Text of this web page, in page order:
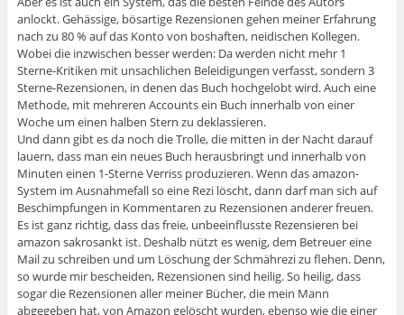
anlockt. Gehässige, bösartige Rezensionen gehen meiner Erfahrung
nach zu 80 % auf das Konto von boshaften, neidischen Kollegen.
Wobei die inzwischen besser werden: Da werden nicht mehr 1
Sterne-Kritiken mit unsachlichen Beleidigungen verfasst, sondern 3
Sterne-Rezensionen, in denen das Buch hochgelobt wird. Auch eine
Methode, mit mehreren Accounts ein Buch innerhalb von einer
Woche um einen halben Stern zu deklassieren.
Und dann gibt es da noch die Trolle, die mitten in der Nacht darauf
lauern, dass man ein neues Buch herausbringt und innerhalb von
Minuten einen 1-Sterne Verriss produzieren. Wenn das amazon-
System im Ausnahmefall so eine Rezi löscht, dann darf man sich auf
Beschimpfungen in Kommentaren zu Rezensionen anderer freuen.
Es ist ganz richtig, dass das freie, unbeeinflusste Rezensieren bei
amazon sakrosankt ist. Deshalb nützt es wenig, dem Betreuer eine
Mail zu schreiben und um Löschung der Schmährezi zu flehen. Denn,
so wurde mir bescheiden, Rezensionen sind heilig. So heilig, dass
sogar die Rezensionen aller meiner Bücher, die mein Mann
abgegeben hat, von Amazon gelöscht wurden, ebenso wie die einer